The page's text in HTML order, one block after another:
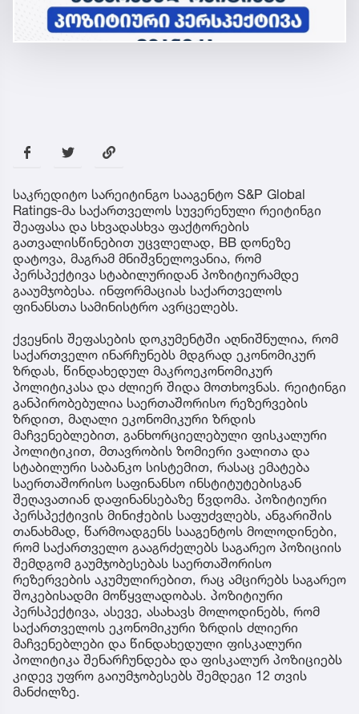
საკრედიტო სარეიტინგო სააგენტო S&P Global
Ratings-მა საქართველოს სუვერენული რეიტინგი
შეაფასა და სხვადასხვა ფაქტორების
გათვალისწინებით უცვლელად, BB დონეზე
დატოვა, მაგრამ მნიშვნელოვანია, რომ
პერსპექტივა სტაბილურიდან პოზიტიურამდე
გააუმჯობესა. ინფორმაციას საქართველოს
ფინანსთა სამინისტრო ავრცელებს.
ქვეყნის შეფასების დოკუმენტში აღნიშნულია, რომ
საქართველო ინარჩუნებს მდგრად ეკონომიკურ
ზრდას, წინდახედულ მაკროეკონომიკურ
პოლიტიკასა და ძლიერ შიდა მოთხოვნას. რეიტინგი
განპირობებულია საერთაშორისო რეზერვების
ზრდით, მაღალი ეკონომიკური ზრდის
მაჩვენებლებით, განხორციელებული ფისკალური
პოლიტიკით, მთავრობის ზომიერი ვალითა და
სტაბილური საბანკო სისტემით, რასაც ემატება
საერთაშორისო საფინანსო ინსტიტუტებისგან
შეღავათიან დაფინანსებაზე წვდომა. პოზიტიური
პერსპექტივის მინიჭების საფუძვლებს, ანგარიშის
თანახმად, წარმოადგენს სააგენტოს მოლოდინები,
რომ საქართველო გააგრძელებს საგარეო პოზიციის
შემდგომ გაუმჯობესებას საერთაშორისო
რეზერვების აკუმულირებით, რაც ამცირებს საგარეო
შოკებისადმი მოწყვლადობას. პოზიტიური
პერსპექტივა, ასევე, ასახავს მოლოდინებს, რომ
საქართველოს ეკონომიკური ზრდის ძლიერი
მაჩვენებლები და წინდახედული ფისკალური
პოლიტიკა შენარჩუნდება და ფისკალურ პოზიციებს
კიდევ უფრო გაიუმჯობესებს შემდეგი 12 თვის
მანძილზე.